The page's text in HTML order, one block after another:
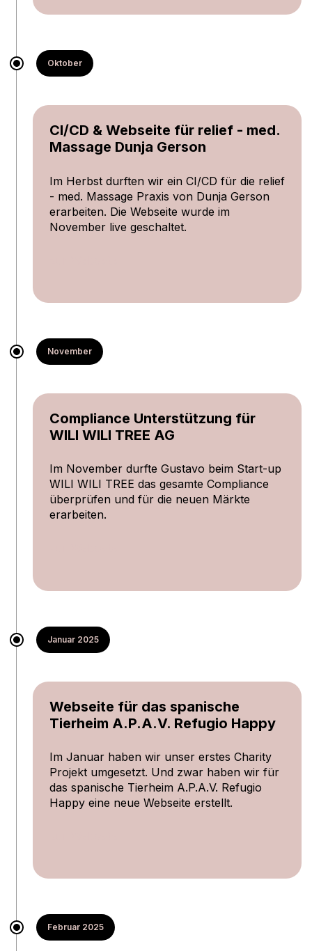
Oktober
CI/CD & Webseite für relief - med.
Massage Dunja Gerson
Im Herbst durften wir ein CI/CD für die relief
- med. Massage Praxis von Dunja Gerson
erarbeiten. Die Webseite wurde im
November live geschaltet.
November
Compliance Unterstützung für
WILI WILI TREE AG
Im November durfte Gustavo beim Start-up
WILI WILI TREE das gesamte Compliance
überprüfen und für die neuen Märkte
erarbeiten.
Januar 2025
Webseite für das spanische
Tierheim A.P.A.V. Refugio Happy
Im Januar haben wir unser erstes Charity
Projekt umgesetzt. Und zwar haben wir für
das spanische Tierheim A.P.A.V. Refugio
Happy eine neue Webseite erstellt.
Februar 2025